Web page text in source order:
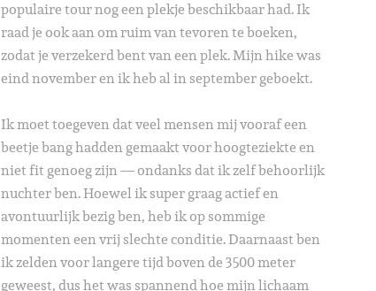
populaire tour nog een plekje beschikbaar had. Ik
raad je ook aan om ruim van tevoren te boeken,
zodat je verzekerd bent van een plek. Mijn hike was
eind november en ik heb al in september geboekt.
Ik moet toegeven dat veel mensen mij vooraf een
beetje bang hadden gemaakt voor hoogteziekte en
niet fit genoeg zijn — ondanks dat ik zelf behoorlijk
nuchter ben. Hoewel ik super graag actief en
avontuurlijk bezig ben, heb ik op sommige
momenten een vrij slechte conditie. Daarnaast ben
ik zelden voor langere tijd boven de 3500 meter
geweest, dus het was spannend hoe mijn lichaam